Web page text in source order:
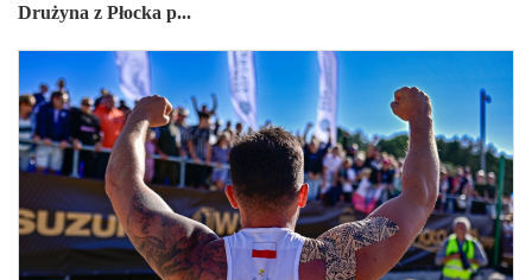
Drużyna z Płocka p...